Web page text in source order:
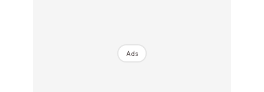
Ads